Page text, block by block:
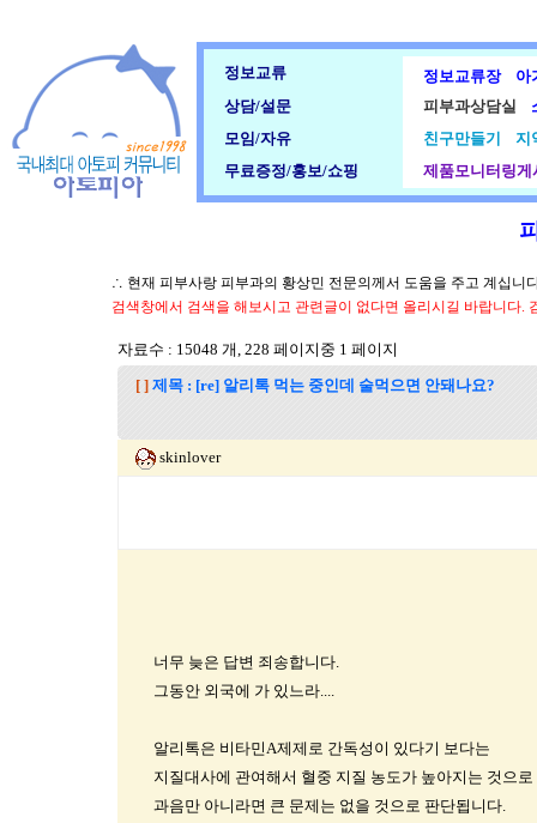
정보교류 정보교류장
아
상담/설문
피부과상담실
모임/자유
친구만들기
지
무료증정/홍보/쇼핑
제품모니터링게
∴ 현재 피부사랑 피부과의 황상민 전문의께서 도움을 주고 계십니
검색창에서 검색을 해보시고 관련글이 없다면 올리시길 바랍니다.
자료수 : 15048 개, 228 페이지중 1 페이지
[ ] 제목 : [re] 알리톡 먹는 중인데 술먹으면 안돼나요?
skinlover
너무 늦은 답변 죄송합니다.
그동안 외국에 가 있느라....
알리톡은 비타민A제제로 간독성이 있다기 보다는
지질대사에 관여해서 혈중 지질 농도가 높아지는 것으
과음만 아니라면 큰 문제는 없을 것으로 판단됩니다.